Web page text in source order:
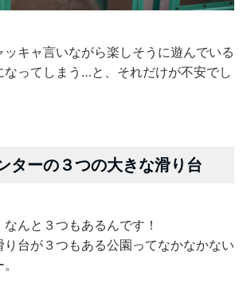
キャ言いながら楽しそうに遊んでいる
なってしまう…と、それだけが不安でし
ターの３つの大きな滑り台
んと３つもあるんです！
り台が３つもある公園ってなかなかない